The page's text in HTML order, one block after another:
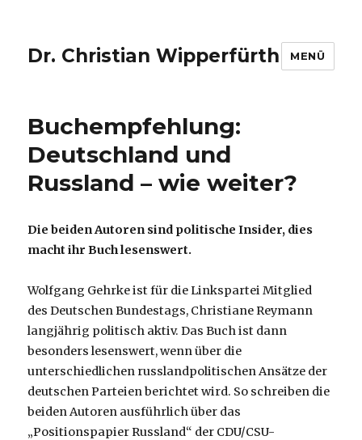
Dr. Christian Wipperfürth MENÜ
Buchempfehlung:
Deutschland und
Russland – wie weiter?
Die beiden Autoren sind politische Insider, dies
macht ihr Buch lesenswert.
Wolfgang Gehrke ist für die Linkspartei Mitglied
des Deutschen Bundestags, Christiane Reymann
langjährig politisch aktiv. Das Buch ist dann
besonders lesenswert, wenn über die
unterschiedlichen russlandpolitischen Ansätze der
deutschen Parteien berichtet wird. So schreiben die
beiden Autoren ausführlich über das
„Positionspapier Russland“ der CDU/CSU-